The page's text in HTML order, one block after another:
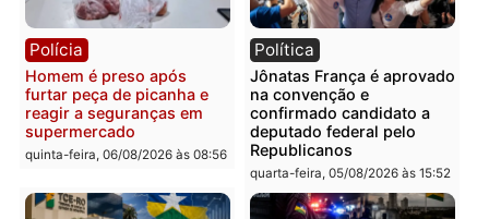
Homem é esfaqueado no
tórax durante briga com
vizinho no bairro Ulysses
Guimarães
quinta-feira, 06/08/2026 às 09:24
Três suspeitos ligados a
facção criminosa são
presos por receptação e
adulteração de veículos
em Porto Velho
quinta-feira, 06/08/2026 às